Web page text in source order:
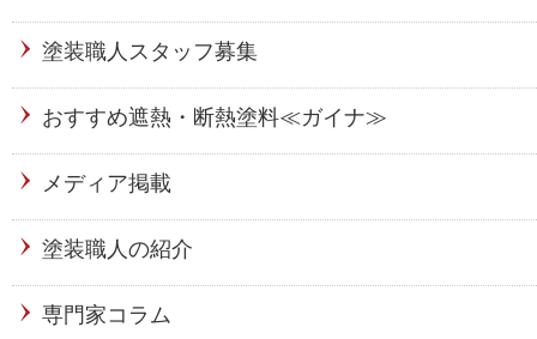
塗装職人スタッフ募集
おすすめ遮熱・断熱塗料≪ガイナ≫
メディア掲載
塗装職人の紹介
専門家コラム